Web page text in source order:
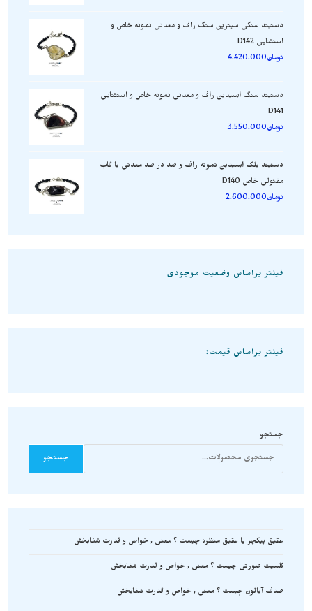
دستبند سنگی سیترین سنگ راف و معدنی نمونه خاص و
استثنایی D142
تومان4.420.000
دستبند سنگ ابسیدین راف و معدنی نمونه خاص و استثنایی
D141
تومان3.550.000
دستبند بلک ابسیدین نمونه راف و صد در صد معدنی با قاب
مفتولی خاص D140
تومان2.600.000
فیلتر براساس وضعیت موجودی
فیلتر براساس قیمت:
جستجو
جستجو
عقیق پیکچر یا عقیق منظره چیست ؟ معنی , خواص و قدرت شفابخش
کلسیت صورتی چیست ؟ معنی , خواص و قدرت شفابخش
صدف آبالون چیست ؟ معنی , خواص و قدرت شفابخش